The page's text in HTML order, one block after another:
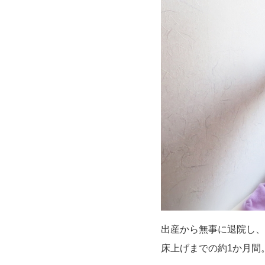
出産から無事に退院し、
床上げまでの約1か月間